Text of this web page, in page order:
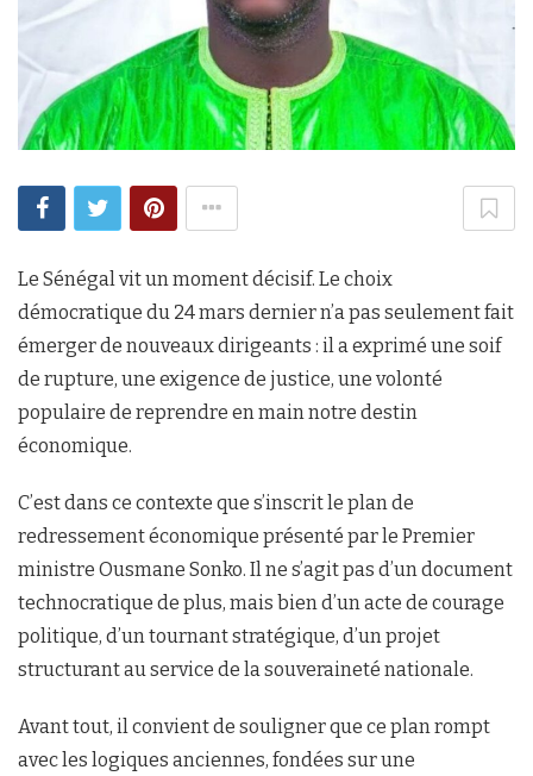
Le Sénégal vit un moment décisif. Le choix
démocratique du 24 mars dernier n’a pas seulement fait
émerger de nouveaux dirigeants : il a exprimé une soif
de rupture, une exigence de justice, une volonté
populaire de reprendre en main notre destin
économique.
C’est dans ce contexte que s’inscrit le plan de
redressement économique présenté par le Premier
ministre Ousmane Sonko. Il ne s’agit pas d’un document
technocratique de plus, mais bien d’un acte de courage
politique, d’un tournant stratégique, d’un projet
structurant au service de la souveraineté nationale.
Avant tout, il convient de souligner que ce plan rompt
avec les logiques anciennes, fondées sur une